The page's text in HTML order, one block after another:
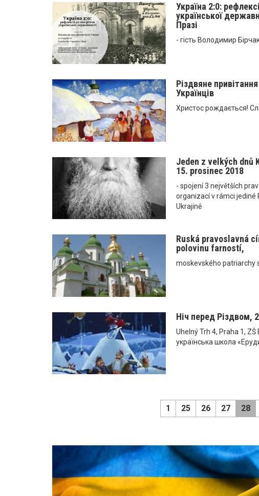
Україна 2:0:
української
Празі
- гість Володимир
Різдвяне
Українців
Христос рождається!
Jeden z velkých dnů
15. prosinec 2018
- spojení 3 největších
organizací v rámci jediné
Ukrajině
Ruská pravoslavná
polovinu farností,
moskevského patriarchy
Ніч перед Різдвом,
Uhelný Trh 4, Praha 1,
українська школа
1 25 26 27 28